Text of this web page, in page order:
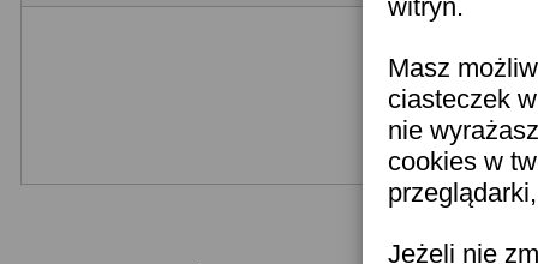
witryn.
Masz
ciasteczek
nie
cookies w
Jeżeli nie